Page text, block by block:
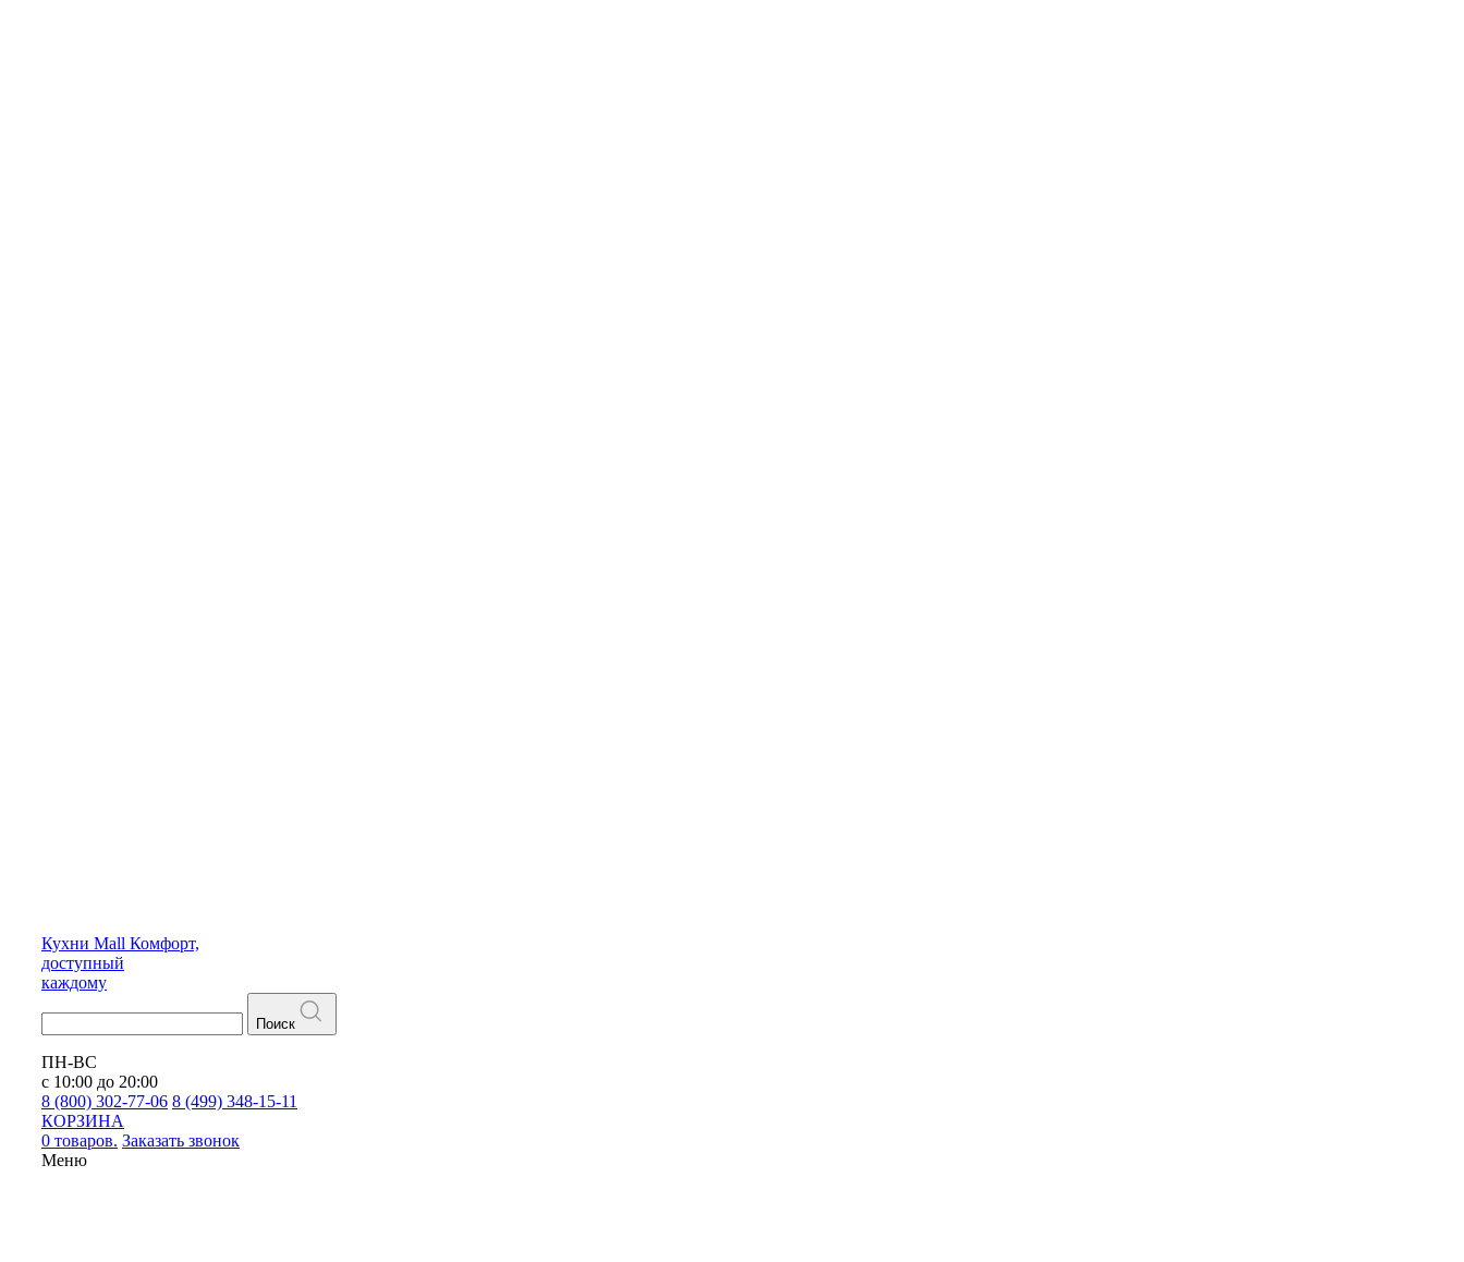
Кухни Mall Комфорт,
доступный
каждому
Поиск
ПН-ВС
с 10:00 до 20:00
8 (800) 302-77-06 8 (499) 348-15-11
КОРЗИНА
0 товаров. Заказать звонок
Меню